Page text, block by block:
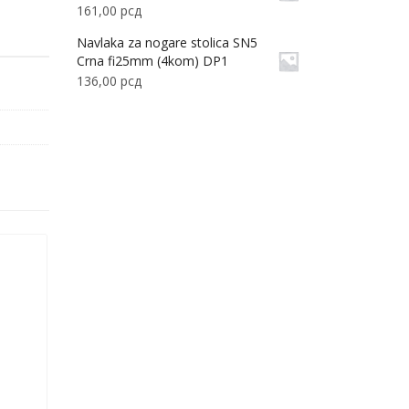
161,00 рсд
Navlaka za nogare stolica SN5
Crna fi25mm (4kom) DP1
136,00 рсд